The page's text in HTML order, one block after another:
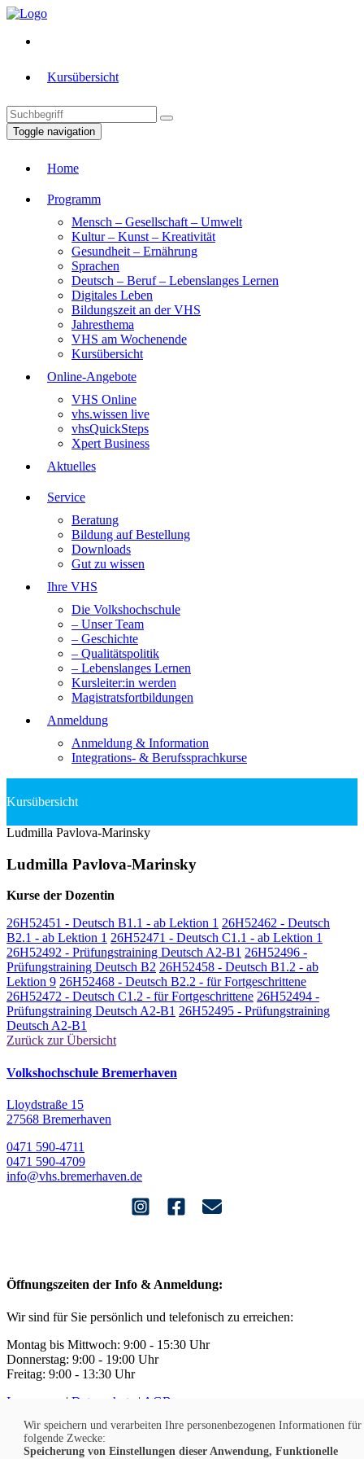
Kursübersicht
Toggle navigation
Home
Programm
Mensch – Gesellschaft – Umwelt
Kultur – Kunst – Kreativität
Gesundheit – Ernährung
Sprachen
Deutsch – Beruf – Lebenslanges Lernen
Digitales Leben
Bildungszeit an der VHS
Jahresthema
VHS am Wochenende
Kursübersicht
Online-Angebote
VHS Online
vhs.wissen live
vhsQuickSteps
Xpert Business
Aktuelles
Service
Beratung
Bildung auf Bestellung
Downloads
Gut zu wissen
Ihre VHS
Die Volkshochschule
– Unser Team
– Geschichte
– Qualitätspolitik
– Lebenslanges Lernen
Kursleiter:in werden
Magistratsfortbildungen
Anmeldung
Anmeldung & Information
Integrations- & Berufssprachkurse
Ludmilla Pavlova-Marinsky
Ludmilla Pavlova-Marinsky
Kurse der Dozentin
26H52451 - Deutsch B1.1 - ab Lektion 1 26H52462 - Deutsch
B2.1 - ab Lektion 1 26H52471 - Deutsch C1.1 - ab Lektion 1
26H52492 - Prüfungstraining Deutsch A2-B1 26H52496 -
Prüfungstraining Deutsch B2 26H52458 - Deutsch B1.2 - ab
Lektion 9 26H52468 - Deutsch B2.2 - für Fortgeschrittene
26H52472 - Deutsch C1.2 - für Fortgeschrittene 26H52494 -
Prüfungstraining Deutsch A2-B1 26H52495 - Prüfungstraining
Deutsch A2-B1
Zurück zur Übersicht
Volkshochschule Bremerhaven
Lloydstraße 15
27568 Bremerhaven
0471 590-4711
0471 590-4709
info@vhs.bremerhaven.de
Öffnungszeiten der Info & Anmeldung:
Wir sind für Sie persönlich und telefonisch zu erreichen:
Montag bis Mittwoch: 9:00 - 15:30 Uhr
Donnerstag: 9:00 - 19:00 Uhr
Freitag: 9:00 - 13:30 Uhr
Impressum
| Datenschutz | AGB
Barrierefreiheit|Sitemap|Cookies
Wir speichern und verarbeiten Ihre personenbezogenen Informationen für
folgende Zwecke:
Speicherung von Einstellungen dieser Anwendung, Funktionelle